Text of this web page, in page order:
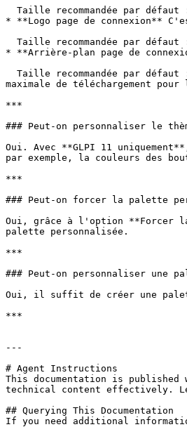
* **Logo page de connexion**
* **Arrière-plan page de
maximale de téléchargement
***
### Peut-on personnaliser le
Oui. Avec **GLPI 11
par exemple, la couleurs des
***
### Peut-on forcer la palette
Oui, grâce à l'option **Forcer
palette personnalisée.
***
### Peut-on personnaliser une
Oui, il suffit de créer une
***
---
# Agent Instructions
This documentation is published
technical content effectively.
## Querying This Documentation
If you need additional